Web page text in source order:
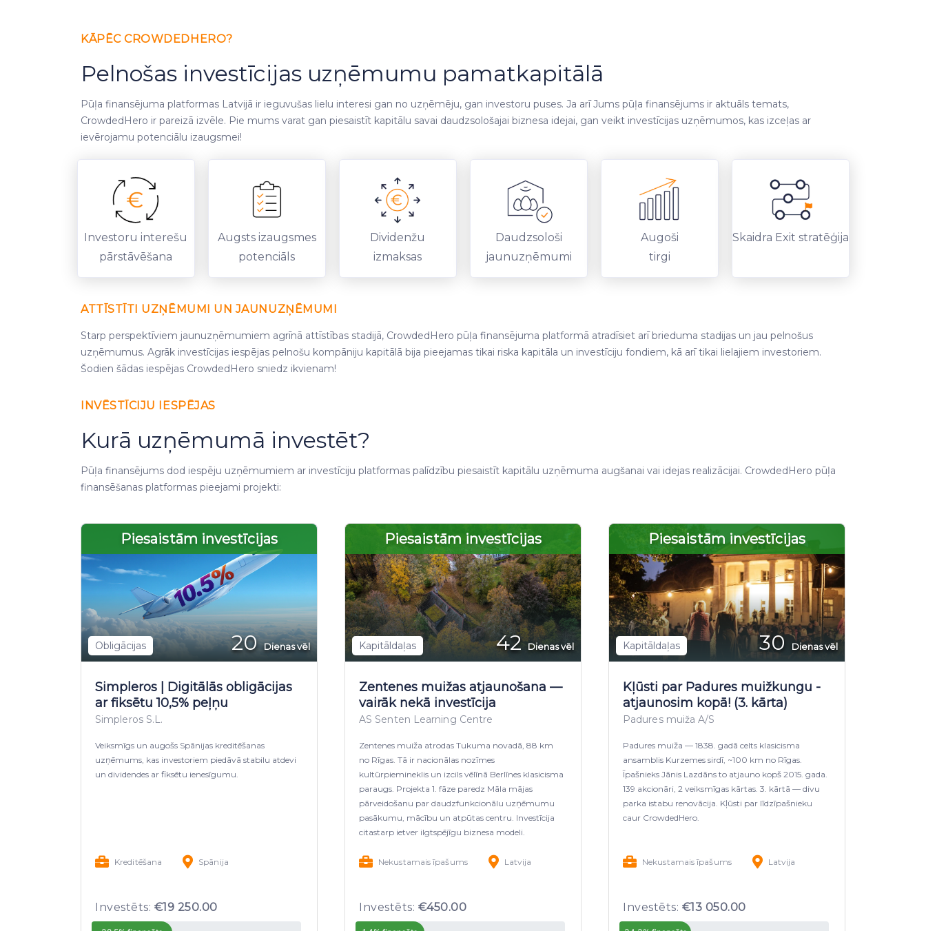
KĀPĒC CROWDEDHERO?
Pelnošas investīcijas uzņēmumu pamatkapitālā
Pūļa finansējuma platformas Latvijā ir ieguvušas lielu interesi gan no uzņēmēju, gan investoru puses. Ja arī Jums pūļa finansējums ir aktuāls temats,
CrowdedHero ir pareizā izvēle. Pie mums varat gan piesaistīt kapitālu savai daudzsološajai biznesa idejai, gan veikt investīcijas uzņēmumos, kas izceļas ar
ievērojamu potenciālu izaugsmei!
Investoru interešu
pārstāvēšana
Augsts izaugsmes
potenciāls
Dividenžu
izmaksas
Daudzsološi
jaunuzņēmumi
Augoši
tirgi
Skaidra Exit stratēģija
ATTĪSTĪTI UZŅĒMUMI UN JAUNUZŅĒMUMI
Starp perspektīviem jaunuzņēmumiem agrīnā attīstības stadijā, CrowdedHero pūļa finansējuma platformā atradīsiet arī brieduma stadijas un jau pelnošus
uzņēmumus. Agrāk investīcijas iespējas pelnošu kompāniju kapitālā bija pieejamas tikai riska kapitāla un investīciju fondiem, kā arī tikai lielajiem investoriem.
Šodien šādas iespējas CrowdedHero sniedz ikvienam!
INVĒSTĪCIJU IESPĒJAS
Kurā uzņēmumā investēt?
Pūļa finansējums dod iespēju uzņēmumiem ar investīciju platformas palīdzību piesaistīt kapitālu uzņēmuma augšanai vai idejas realizācijai. CrowdedHero pūļa
finansēšanas platformas pieejami projekti:
Piesaistām investīcijas
Obligācijas 20 Dienas vēl
Simpleros | Digitālās obligācijas
ar fiksētu 10,5% peļņu
Simpleros S.L.
Veiksmīgs un augošs Spānijas kreditēšanas
uzņēmums, kas investoriem piedāvā stabilu atdevi
un dividendes ar fiksētu ienesīgumu.
Kreditēšana Spānija
Investēts: €19 250.00
Piesaistām investīcijas
Kapitāldaļas 42 Dienas vēl
Zentenes muižas atjaunošana —
vairāk nekā investīcija
AS Senten Learning Centre
Zentenes muiža atrodas Tukuma novadā, 88 km
no Rīgas. Tā ir nacionālas nozīmes
kultūrpiemineklis un izcils vēlīnā Berlīnes klasicisma
paraugs. Projekta 1. fāze paredz Māla mājas
pārveidošanu par daudzfunkcionālu uzņēmumu
pasākumu, mācību un atpūtas centru. Investīcija
citastarp ietver ilgtspējīgu biznesa modeli.
Nekustamais īpašums Latvija
Investēts: €450.00
Piesaistām investīcijas
Kapitāldaļas 30 Dienas vēl
Kļūsti par Padures muižkungu -
atjaunosim kopā! (3. kārta)
Padures muiža A/S
Padures muiža — 1838. gadā celts klasicisma
ansamblis Kurzemes sirdī, ~100 km no Rīgas.
Īpašnieks Jānis Lazdāns to atjauno kopš 2015. gada.
139 akcionāri, 2 veiksmīgas kārtas. 3. kārtā — divu
parka istabu renovācija. Kļūsti par līdzīpašnieku
caur CrowdedHero.
Nekustamais īpašums Latvija
Investēts: €13 050.00